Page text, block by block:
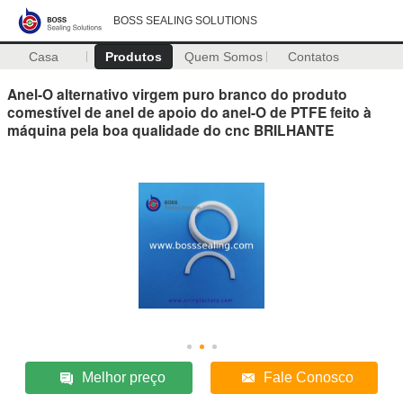
BOSS SEALING SOLUTIONS
Casa Produtos Quem Somos Contatos
Anel-O alternativo virgem puro branco do produto
comestível de anel de apoio do anel-O de PTFE feito à
máquina pela boa qualidade do cnc BRILHANTE
Melhor preço Fale Conosco